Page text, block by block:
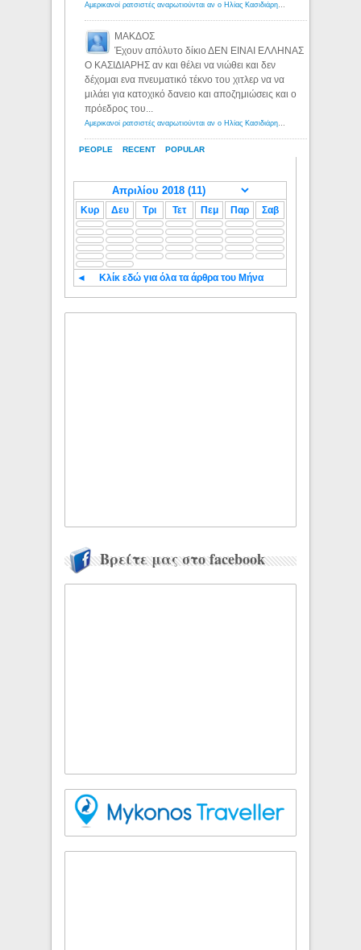
PEOPLE RECENT POPULAR
Αμερικανοί ρατσιστές αναρωτιούνται αν ο Ηλίας Κασιδιάρης ανήκει στη λευκή φυλή... - Λόγιος Ερμής
ΜΑΚΔΟΣ
Έχουν απόλυτο δίκιο ΔΕΝ ΕΙΝΑΙ ΕΛΛΗΝΑΣ
Ο ΚΑΣΙΔΙΑΡΗΣ αν και θέλει να νιώθει και δεν
δέχομαι ενα πνευματικό τέκνο του χιτλερ να να
μιλάει για κατοχικό δανειο και αποζημιώσεις και ο
πρόεδρος του...
Αμερικανοί ρατσιστές αναρωτιούνται αν ο Ηλίας Κασιδιάρης ανήκει στη λευκή φυλή... - Λόγιος Ερμής
Κυρ Δευ Τρι Τετ Πεμ Παρ Σαβ
◄ Κλίκ εδώ για όλα τα άρθρα του Μήνα
Βρείτε μας στο facebook